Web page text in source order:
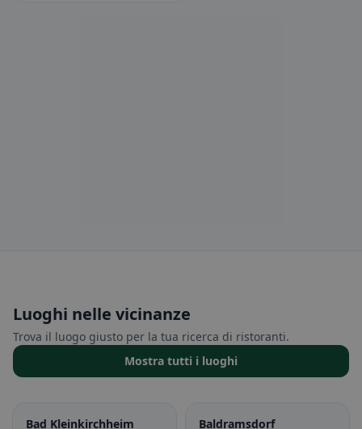
Luoghi nelle vicinanze
Trova il luogo giusto per la tua ricerca di ristoranti.
Mostra tutti i luoghi
Bad Kleinkirchheim Baldramsdorf